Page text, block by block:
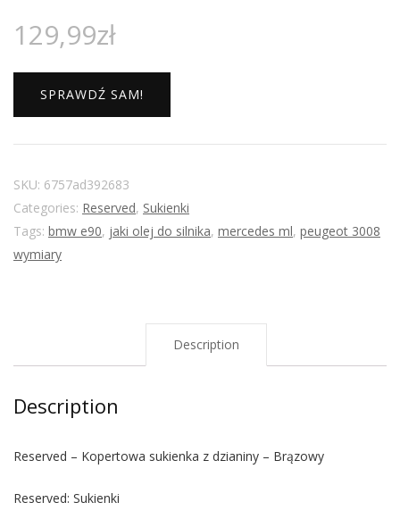
129,99zł
SPRAWDŹ SAM!
SKU: 6757ad392683
Categories: Reserved, Sukienki
Tags: bmw e90, jaki olej do silnika, mercedes ml, peugeot 3008
wymiary
Description
Description
Reserved – Kopertowa sukienka z dzianiny – Brązowy
Reserved: Sukienki